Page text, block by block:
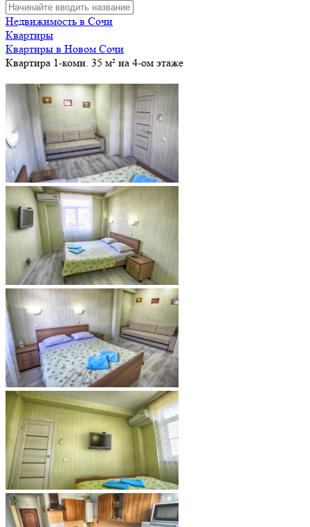
Недвижимость в Сочи
Квартиры
Квартиры в Новом Сочи
Квартира 1-комн. 35 м² на 4-ом этаже